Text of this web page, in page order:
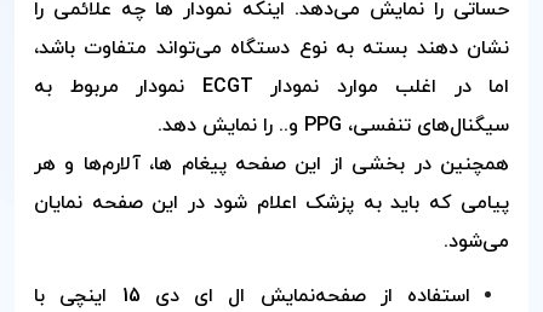
حساتی را نمایش می‌دهد. اینکه نمودار ها چه علائمی را
نشان دهند بسته به نوع دستگاه می‌تواند متفاوت باشد،
اما در اغلب موارد نمودار ECGT نمودار مربوط به
سیگنال‌های تنفسی، PPG و.. را نمایش دهد.
همچنین در بخشی از این صفحه پیغام ها، آلارم‌ها و هر
پیامی که باید به پزشک اعلام شود در این صفحه نمایان
می‌شود.
استفاده از صفحه‌نمایش ال ای دی 15 اینچی با